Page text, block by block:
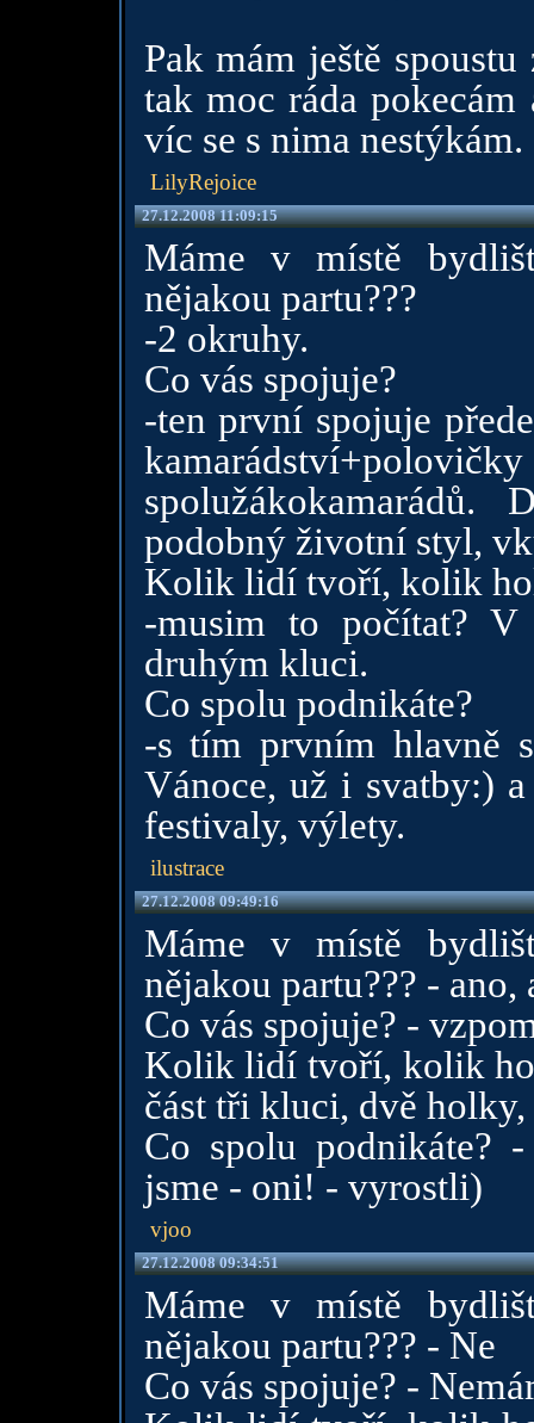
Pak mám ještě
tak moc ráda
víc se s nima nestýkám.
LilyRejoice
27.12.2008 11:09:15
Máme v místě
nějakou partu???
-2 okruhy.
Co vás spojuje?
-ten první spojuje
podobný životní styl,
Kolik lidí tvoří, kolik
-musim to počítat?
druhým kluci.
Co spolu podnikáte?
-s tím prvním hlavně
Vánoce, už i svatby:)
festivaly, výlety.
ilustrace
27.12.2008 09:49:16
Máme v místě
nějakou partu??? -
Co vás spojuje? -
Kolik lidí tvoří, kolik
část tři kluci, dvě
Co spolu podnikáte?
jsme - oni! - vyrostli)
vjoo
27.12.2008 09:34:51
Máme v místě
nějakou partu??? - Ne
Co vás spojuje? -